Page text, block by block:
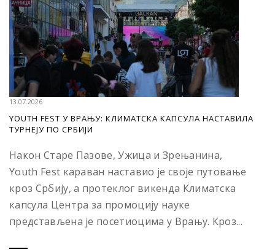
13.07.2026
YOUTH FEST У ВРАЊУ: КЛИМАТСКА КАПСУЛА НАСТАВИЛА
ТУРНЕЈУ ПО СРБИЈИ
Након Старе Пазове, Ужица и Зрењанина,
Youth Fest караван наставио је своје путовање
кроз Србију, а протеклог викенда Климатска
капсула Центра за промоцију науке
представљена је посетиоцима у Врању. Кроз...